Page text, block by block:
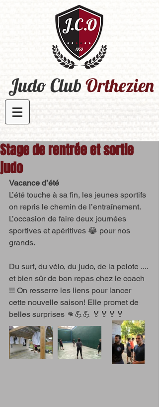
Judo ClubOrthezien​
Stage de rentrée et sortie
judo
Vacance d’été
L’été touche à sa fin, les jeunes sportifs
on repris le chemin de l’entraînement.
L’occasion de faire deux journées
sportives et apéritives 😂 pour nos
grands.
Du surf, du vélo, du judo, de la pelote ....
et bien sûr de bon repas chez le coach
!!! On resserre les liens pour lancer
cette nouvelle saison! Elle promet de
belles surprises 👊💪💪 🏅🏅🏅🏅